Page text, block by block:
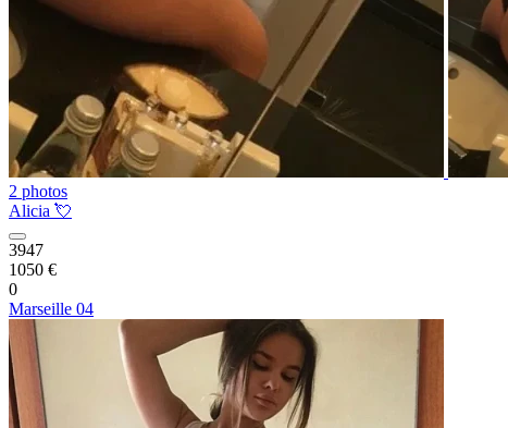
2 photos
Alicia 💘
3947
1050 €
0
Marseille 04